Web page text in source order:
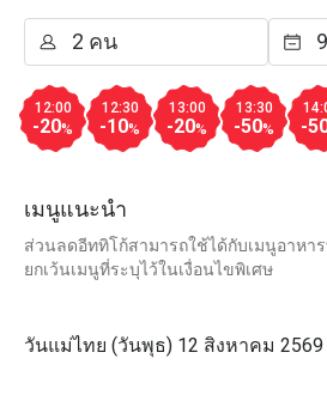
12:00
-20%
12:30
-10%
13:00
-20%
13:30
-50% -
เมนูแนะนำ
ส่วนลดอีททิโก้สามารถใช้ได้กับเมนูอาหา
ยกเว้นเมนูที่ระบุไว้ในเงื่อนไขพิเศษ
วันแม่ไทย (วันพุธ) 12 สิงหาคม 2569